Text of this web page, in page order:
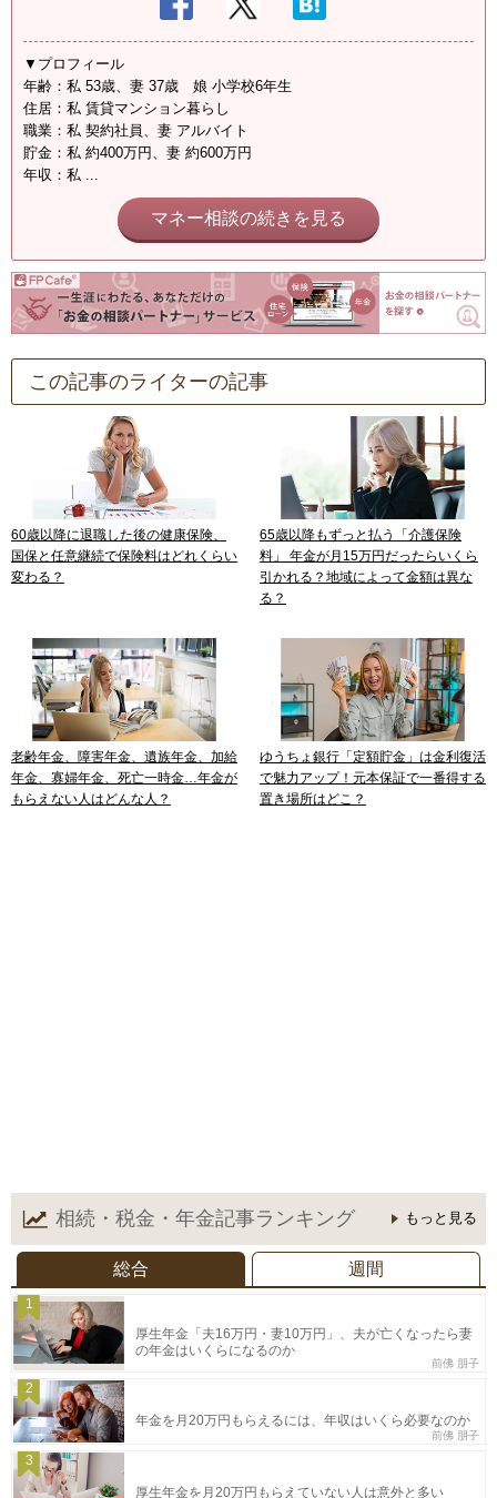
▼プロフィール
年齢：私 53歳、妻 37歳 娘 小学校6年生
住居：私 賃貸マンション暮らし
職業：私 契約社員、妻 アルバイト
貯金：私 約400万円、妻 約600万円
年収：私 ...
マネー相談の続きを見る
この記事のライターの記事
60歳以降に退職した後の健康保険、
国保と任意継続で保険料はどれくらい
変わる？
65歳以降もずっと払う「介護保険
料」 年金が月15万円だったらいくら
引かれる？地域によって金額は異な
る？
老齢年金、障害年金、遺族年金、加給
年金、寡婦年金、死亡一時金…年金が
もらえない人はどんな人？
ゆうちょ銀行「定額貯金」は金利復活
で魅力アップ！元本保証で一番得する
置き場所はどこ？
相続・税金・年金記事ランキング もっと見る
総合 週間
1
厚生年金「夫16万円・妻10万円」、夫が亡くなったら妻
の年金はいくらになるのか
前佛 朋子
2
年金を月20万円もらえるには、年収はいくら必要なのか
前佛 朋子
3
厚生年金を月20万円もらえていない人は意外と多い